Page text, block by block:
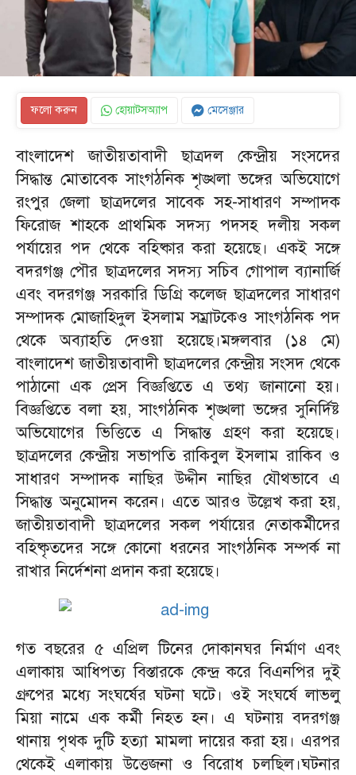
ফলো করুন হোয়াটসঅ্যাপ মেসেঞ্জার
‎বাংলাদেশ জাতীয়তাবাদী ছাত্রদল কেন্দ্রীয় সংসদের
সিদ্ধান্ত মোতাবেক সাংগঠনিক শৃঙ্খলা ভঙ্গের অভিযোগে
রংপুর জেলা ছাত্রদলের সাবেক সহ-সাধারণ সম্পাদক
ফিরোজ শাহকে প্রাথমিক সদস্য পদসহ দলীয় সকল
পর্যায়ের পদ থেকে বহিষ্কার করা হয়েছে। একই সঙ্গে
বদরগঞ্জ পৌর ছাত্রদলের সদস্য সচিব গোপাল ব্যানার্জি
এবং বদরগঞ্জ সরকারি ডিগ্রি কলেজ ছাত্রদলের সাধারণ
সম্পাদক মোজাহিদুল ইসলাম সম্রাটকেও সাংগঠনিক পদ
থেকে অব্যাহতি দেওয়া হয়েছে।মঙ্গলবার (১৪ মে)
বাংলাদেশ জাতীয়তাবাদী ছাত্রদলের কেন্দ্রীয় সংসদ থেকে
পাঠানো এক প্রেস বিজ্ঞপ্তিতে এ তথ্য জানানো হয়।
বিজ্ঞপ্তিতে বলা হয়, সাংগঠনিক শৃঙ্খলা ভঙ্গের সুনির্দিষ্ট
অভিযোগের ভিত্তিতে এ সিদ্ধান্ত গ্রহণ করা হয়েছে।
ছাত্রদলের কেন্দ্রীয় সভাপতি রাকিবুল ইসলাম রাকিব ও
সাধারণ সম্পাদক নাছির উদ্দীন নাছির যৌথভাবে এ
সিদ্ধান্ত অনুমোদন করেন। এতে আরও উল্লেখ করা হয়,
জাতীয়তাবাদী ছাত্রদলের সকল পর্যায়ের নেতাকর্মীদের
বহিষ্কৃতদের সঙ্গে কোনো ধরনের সাংগঠনিক সম্পর্ক না
রাখার নির্দেশনা প্রদান করা হয়েছে।
‎গত বছরের ৫ এপ্রিল টিনের দোকানঘর নির্মাণ এবং
এলাকায় আধিপত্য বিস্তারকে কেন্দ্র করে বিএনপির দুই
গ্রুপের মধ্যে সংঘর্ষের ঘটনা ঘটে। ওই সংঘর্ষে লাভলু
মিয়া নামে এক কর্মী নিহত হন। এ ঘটনায় বদরগঞ্জ
থানায় পৃথক দুটি হত্যা মামলা দায়ের করা হয়। এরপর
থেকেই এলাকায় উত্তেজনা ও বিরোধ চলছিল।ঘটনার